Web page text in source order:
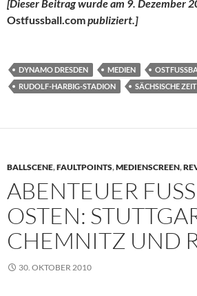
[Dieser Beitrag wurde am 9. Dezember
Ostfussball.compubliziert.]
DYNAMO DRESDEN MEDIEN
RUDOLF-HARBIG-STADION
SÄCHSISCHE
BALLSCENE,FAULTPOINTS,MEDIENSCREEN,
ABENTEUER
STEN:
HEMNITZ UND
30. OKTOBER 2010